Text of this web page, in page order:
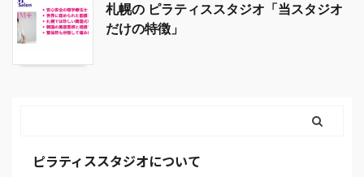
札幌の ピラティススタジオ「当スタジオ
だけの特徴」
ピラティススタジオについて